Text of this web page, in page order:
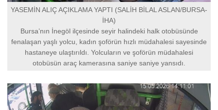
YASEMİN ALIÇ AÇIKLAMA YAPTI (SALİH BİLAL ASLAN/BURSA-
İHA)
Bursa’nın İnegöl ilçesinde seyir halindeki halk otobüsünde
fenalaşan yaşlı yolcu, kadın şoförün hızlı müdahalesi sayesinde
hastaneye ulaştırıldı. Yolcuların ve şoförün müdahalesi
otobüsün araç kamerasına saniye saniye yansıdı.